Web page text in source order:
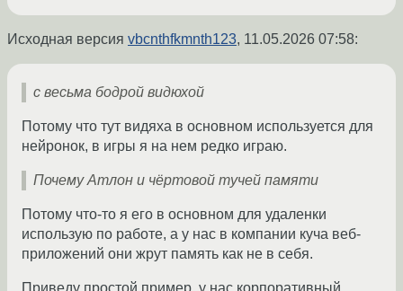
Исходная версия vbcnthfkmnth123, 11.05.2026 07:58:
с весьма бодрой видюхой
Потому что тут видяха в основном используется для
нейронок, в игры я на нем редко играю.
Почему Атлон и чёртовой тучей памяти
Потому что-то я его в основном для удаленки
использую по работе, а у нас в компании куча веб-
приложений они жрут память как не в себя.
Приведу простой пример, у нас корпоративный